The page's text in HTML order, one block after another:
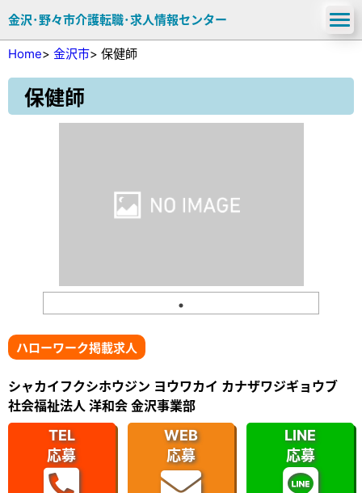
金沢･野々市介護転職･求人情報センター
Home> 金沢市> 保健師
保健師
ハローワーク掲載求人
シャカイフクシホウジン ヨウワカイ カナザワジギョウブ
社会福祉法人 洋和会 金沢事業部
TEL
応募
WEB
応募
LINE
応募